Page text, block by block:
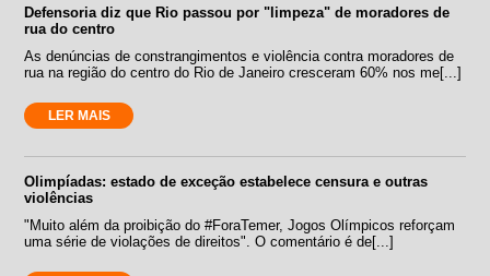
Defensoria diz que Rio passou por "limpeza" de moradores de
rua do centro
As denúncias de constrangimentos e violência contra moradores de
rua na região do centro do Rio de Janeiro cresceram 60% nos me[...]
LER MAIS
Olimpíadas: estado de exceção estabelece censura e outras
violências
"Muito além da proibição do #ForaTemer, Jogos Olímpicos reforçam
uma série de violações de direitos". O comentário é de[...]